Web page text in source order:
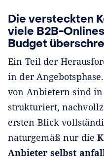
Die versteckten
viele B2B-
Budget
Ein Teil der
in der
von Anbietern sind in
strukturiert,
ersten Blick
naturgemäß nur die
Anbieter selbst